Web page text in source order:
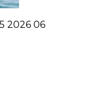
2026 06